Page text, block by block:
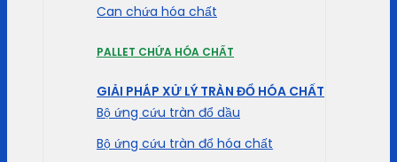
Can chứa hóa chất
PALLET CHỨA HÓA CHẤT
GIẢI PHÁP XỬ LÝ TRÀN ĐỔ HÓA CHẤT
Bộ ứng cứu tràn đổ dầu
Bộ ứng cứu tràn đổ hóa chất